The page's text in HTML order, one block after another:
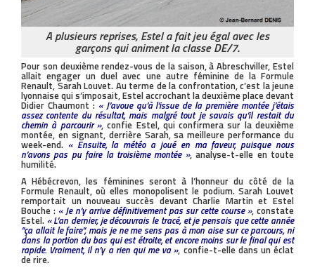
A plusieurs reprises, Estel a fait jeu égal avec les
garçons qui animent la classe DE/7.
Pour son deuxième rendez-vous de la saison, à Abreschviller, Estel
allait engager un duel avec une autre féminine de la Formule
Renault, Sarah Louvet. Au terme de la confrontation, c’est la jeune
lyonnaise qui s’imposait, Estel accrochant la deuxième place devant
Didier Chaumont : « J’avoue qu’à l’issue de la première montée j’étais
assez contente du résultat, mais malgré tout je savais qu’il restait du
chemin à parcourir », confie Estel, qui confirmera sur la deuxième
montée, en signant, derrière Sarah, sa meilleure performance du
week-end. « Ensuite, la météo a joué en ma faveur, puisque nous
n’avons pas pu faire la troisième montée », analyse-t-elle en toute
humilité.
A Hébécrevon, les féminines seront à l’honneur du côté de la
Formule Renault, où elles monopolisent le podium. Sarah Louvet
remportait un nouveau succès devant Charlie Martin et Estel
Bouche : « Je n’y arrive définitivement pas sur cette course », constate
Estel. « L’an dernier, je découvrais le tracé, et je pensais que cette année
’’ça allait le faire’’, mais je ne me sens pas à mon aise sur ce parcours, ni
dans la portion du bas qui est étroite, et encore moins sur le final qui est
rapide. Vraiment, il n’y a rien qui me va », confie-t-elle dans un éclat
de rire.